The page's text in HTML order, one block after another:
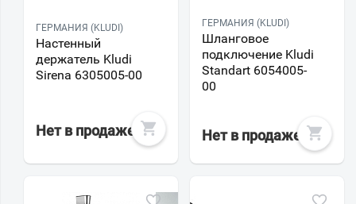
ГЕРМАНИЯ (KLUDI)
Настенный
держатель Kludi
Sirena 6305005-00
Нет в продаже
ГЕРМАНИЯ (KLUDI)
Шланговое
подключение Kludi
Standart 6054005-
00
Нет в продаже